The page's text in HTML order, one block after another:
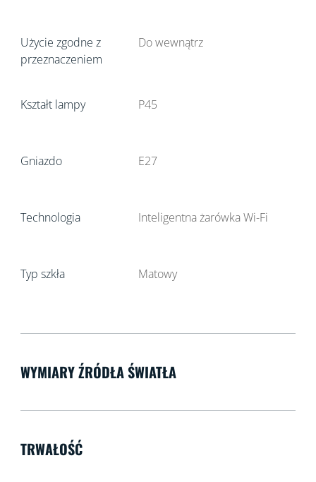
Użycie zgodne z
przeznaczeniem
Do wewnątrz
Kształt lampy P45
Gniazdo E27
Technologia Inteligentna żarówka Wi-Fi
Typ szkła Matowy
WYMIARY ŹRÓDŁA ŚWIATŁA
TRWAŁOŚĆ